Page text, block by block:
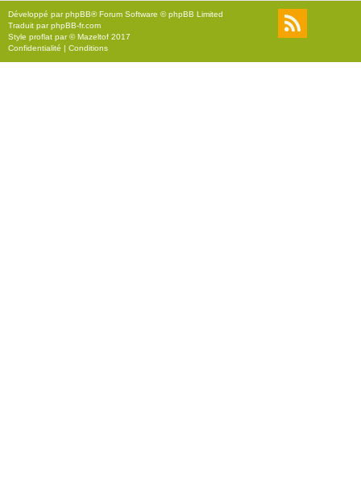
Développé parphpBB® Forum Software © phpBB Limited
Traduit parphpBB-fr.com
Style proflat par ©Mazeltof 2017
Confidentialité | Conditions